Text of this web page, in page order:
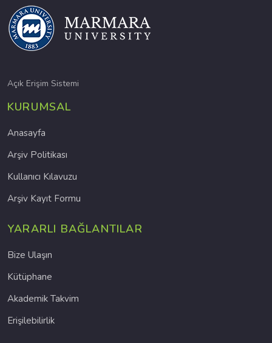
Açık Erişim Sistemi
KURUMSAL
Anasayfa
Arşiv Politikası
Kullanıcı Kılavuzu
Arşiv Kayıt Formu
YARARLI BAĞLANTILAR
Bize Ulaşın
Kütüphane
Akademik Takvim
Erişilebilirlik